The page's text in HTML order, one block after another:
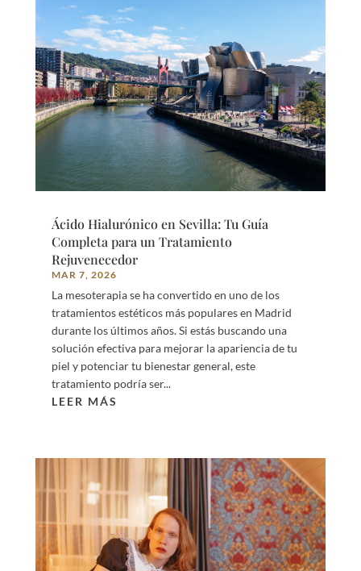
Ácido Hialurónico en Sevilla: Tu Guía
Completa para un Tratamiento
Rejuvenecedor
MAR 7, 2026
La mesoterapia se ha convertido en uno de los
tratamientos estéticos más populares en Madrid
durante los últimos años. Si estás buscando una
solución efectiva para mejorar la apariencia de tu
piel y potenciar tu bienestar general, este
tratamiento podría ser...
LEER MÁS